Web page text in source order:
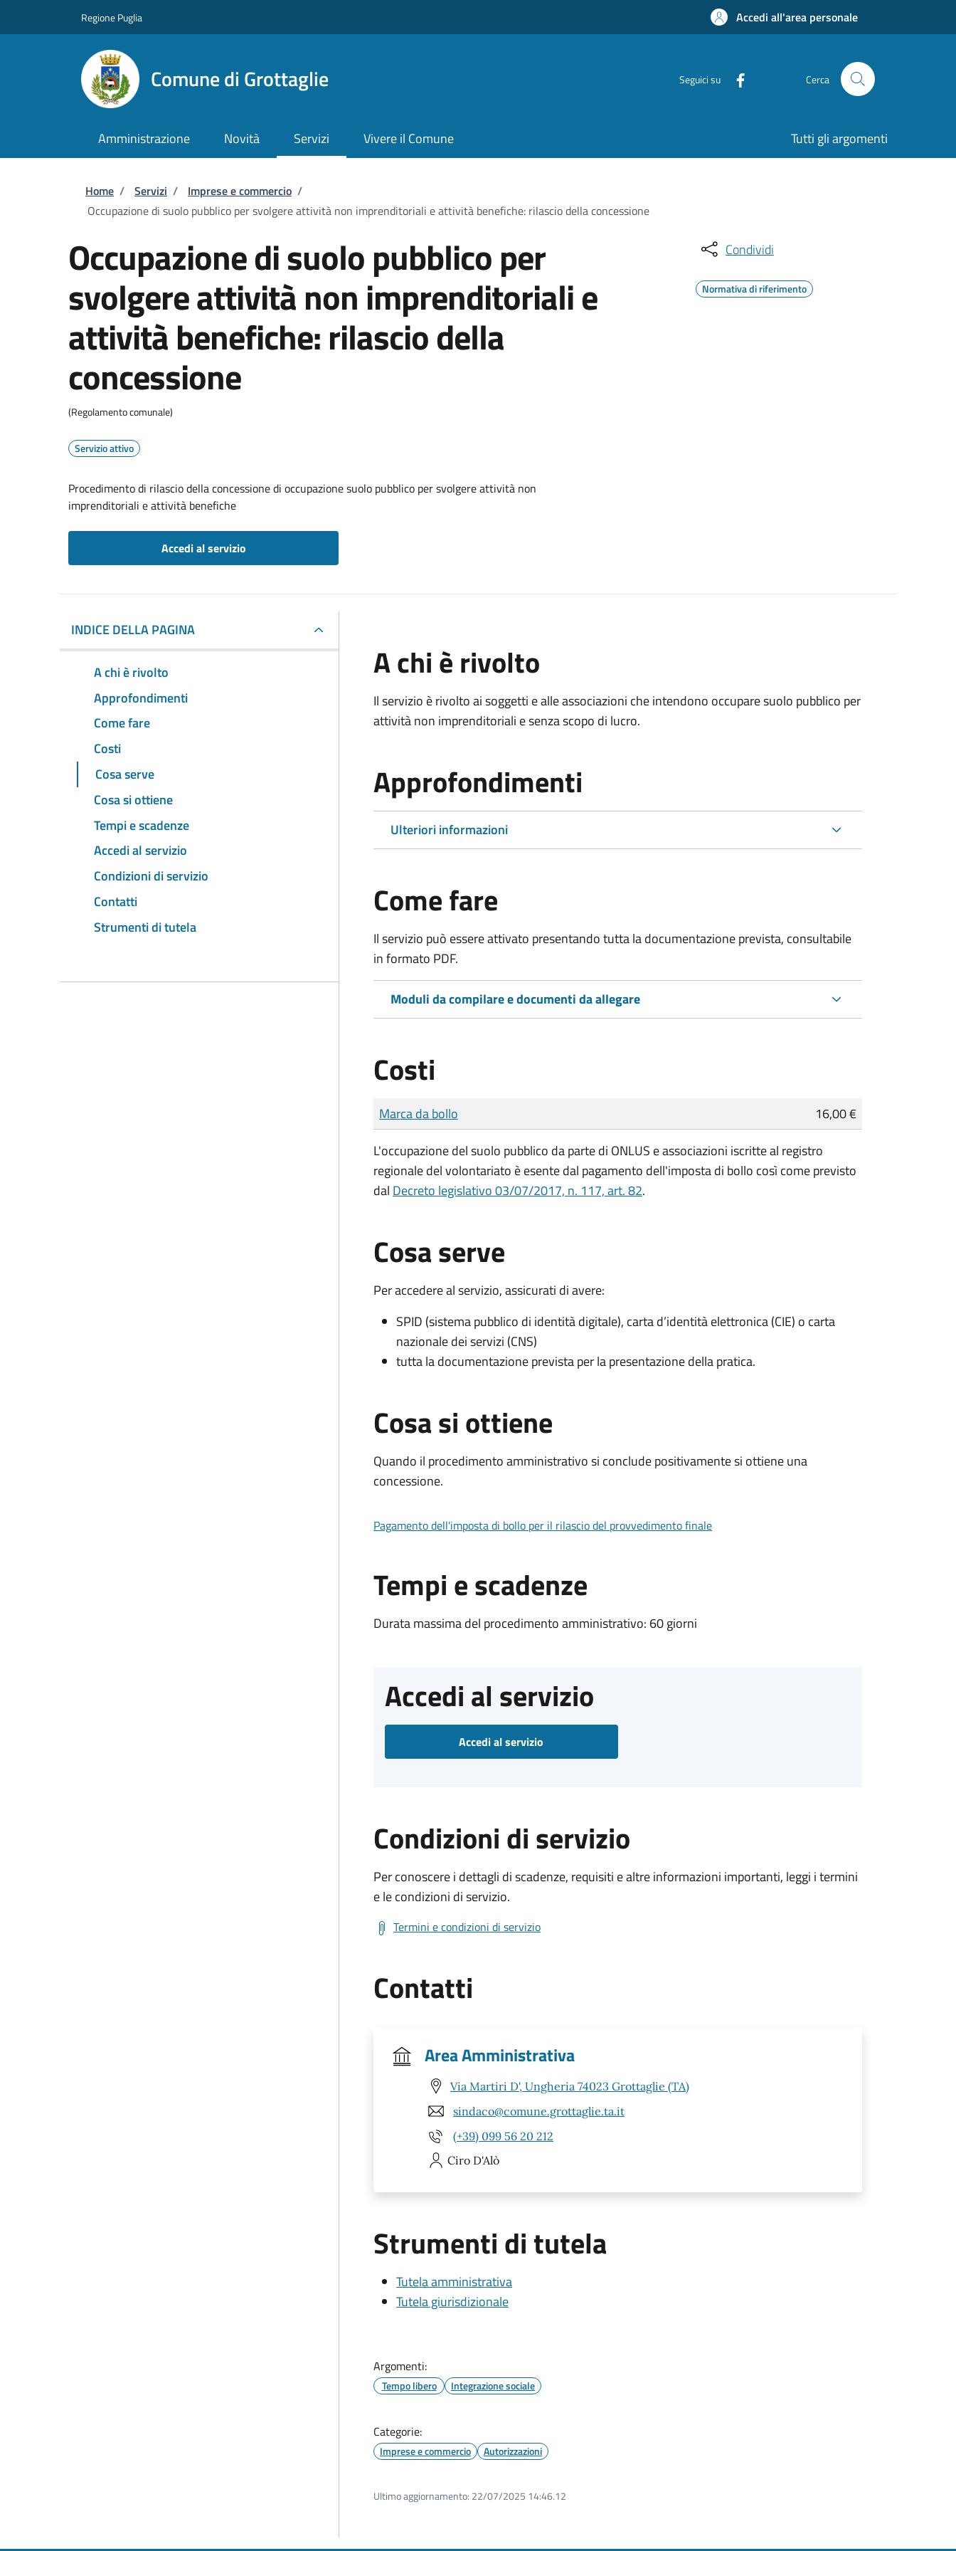
Regione Puglia Accedi all'area personale
Comune di Grottaglie Seguici su Cerca
Amministrazione Novità Servizi Vivere il Comune Tutti gli argomenti
Briciole di pane
Home / Servizi / Imprese e commercio /
Occupazione di suolo pubblico per svolgere attività non imprenditoriali e attività benefiche: rilascio della concessione
Occupazione di suolo pubblico per
svolgere attività non imprenditoriali e
attività benefiche: rilascio della
concessione
(Regolamento comunale)
Servizio attivo
Procedimento di rilascio della concessione di occupazione suolo pubblico per svolgere attività non
imprenditoriali e attività benefiche
Accedi al servizio
Condividi
Normativa di riferimento
INDICE DELLA PAGINA
A chi è rivolto
Approfondimenti
Come fare
Costi
Cosa serve
Cosa si ottiene
Tempi e scadenze
Accedi al servizio
Condizioni di servizio
Contatti
Strumenti di tutela
A chi è rivolto
Il servizio è rivolto ai soggetti e alle associazioni che intendono occupare suolo pubblico per
attività non imprenditoriali e senza scopo di lucro.
Approfondimenti
Ulteriori informazioni
Come fare
Il servizio può essere attivato presentando tutta la documentazione prevista, consultabile
in formato PDF.
Moduli da compilare e documenti da allegare
Costi
Tipo di pagamento
Importo
Marca da bollo
16,00 €
L'occupazione del suolo pubblico da parte di ONLUS e associazioni iscritte al registro
regionale del volontariato è esente dal pagamento dell'imposta di bollo così come previsto
dal Decreto legislativo 03/07/2017, n. 117, art. 82.
Cosa serve
Per accedere al servizio, assicurati di avere:
SPID (sistema pubblico di identità digitale), carta d’identità elettronica (CIE) o carta
nazionale dei servizi (CNS)
tutta la documentazione prevista per la presentazione della pratica.
Cosa si ottiene
Quando il procedimento amministrativo si conclude positivamente si ottiene una
concessione.
Pagamento dell'imposta di bollo per il rilascio del provvedimento finale
Tempi e scadenze
Durata massima del procedimento amministrativo: 60 giorni
Accedi al servizio
Accedi al servizio
Condizioni di servizio
Per conoscere i dettagli di scadenze, requisiti e altre informazioni importanti, leggi i termini
e le condizioni di servizio.
Termini e condizioni di servizio
Contatti
Area Amministrativa
Via Martiri D', Ungheria 74023 Grottaglie (TA)
sindaco@comune.grottaglie.ta.it
(+39) 099 56 20 212
Ciro D'Alò
Strumenti di tutela
Tutela amministrativa
Tutela giurisdizionale
Argomenti:
Tempo libero Integrazione sociale
Categorie:
Imprese e commercio Autorizzazioni
Ultimo aggiornamento: 22/07/2025 14:46.12